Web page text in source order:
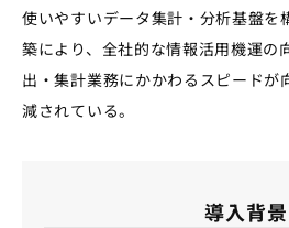
使いやすいデータ集計・分析基盤を
築により、全社的な情報活用機運の
出・集計業務にかかわるスピードが
減されている。
導入背景